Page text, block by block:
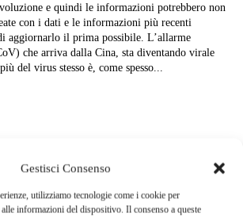
Gestisci Consenso
utilizziamo tecnologie come i cookie per
alle informazioni del dispositivo. Il consenso a queste
e quindi le informazioni potrebbero non
con i dati e le informazioni più recenti
il prima possibile. L’allarme
che arriva dalla Cina, sta diventando virale
del virus stesso è, come spesso...